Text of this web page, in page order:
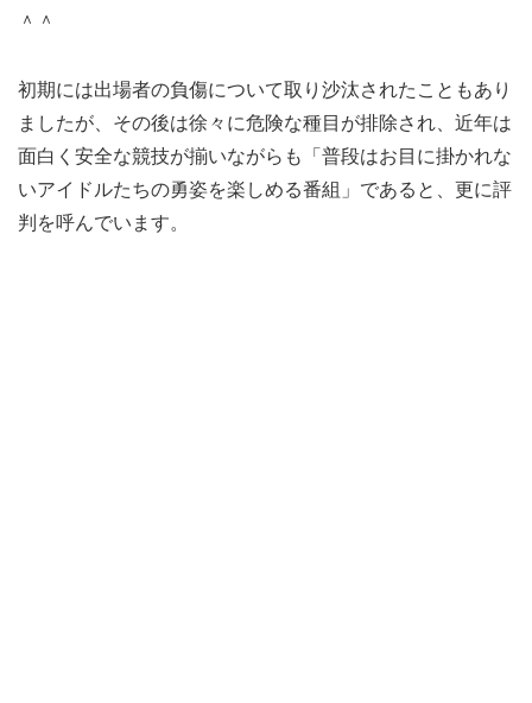
＾＾
初期には出場者の負傷について取り沙汰されたこともあり
ましたが、その後は徐々に危険な種目が排除され、近年は
面白く安全な競技が揃いながらも「普段はお目に掛かれな
いアイドルたちの勇姿を楽しめる番組」であると、更に評
判を呼んでいます。